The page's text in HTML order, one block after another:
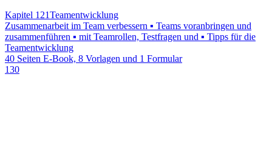
Kapitel 121Teamentwicklung
Zusammenarbeit im Team verbessern ▪ Teams voranbringen und
zusammenführen ▪ mit Teamrollen, Testfragen und ▪ Tipps für die
Teamentwicklung
40 Seiten E-Book, 8 Vorlagen und 1 Formular
130